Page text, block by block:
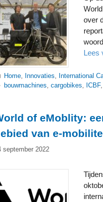
over
Lees
Categorieën
Home, Innovaties, International
Tags
bouwmachines,cargobikes, ICBF,
of eMoblity:
van e-
september 2022